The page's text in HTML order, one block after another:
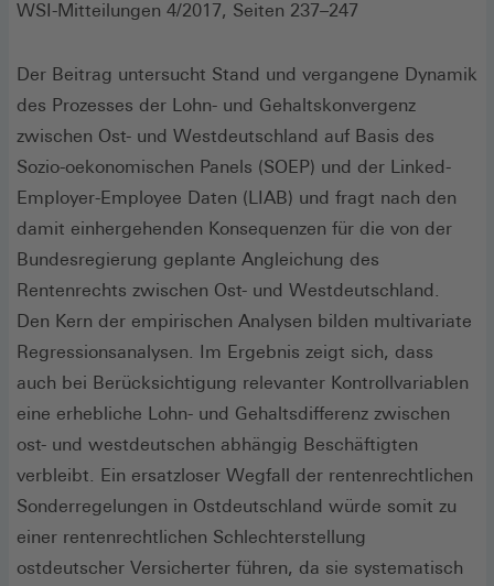
WSI-Mitteilungen 4/2017, Seiten 237–247
Der Beitrag untersucht Stand und vergangene Dynamik
des Prozesses der Lohn- und Gehaltskonvergenz
zwischen Ost- und Westdeutschland auf Basis des
Sozio-oekonomischen Panels (SOEP) und der Linked-
Employer-Employee Daten (LIAB) und fragt nach den
damit einhergehenden Konsequenzen für die von der
Bundesregierung geplante Angleichung des
Rentenrechts zwischen Ost- und Westdeutschland.
Den Kern der empirischen Analysen bilden multivariate
Regressionsanalysen. Im Ergebnis zeigt sich, dass
auch bei Berücksichtigung relevanter Kontrollvariablen
eine erhebliche Lohn- und Gehaltsdifferenz zwischen
ost- und westdeutschen abhängig Beschäftigten
verbleibt. Ein ersatzloser Wegfall der rentenrechtlichen
Sonderregelungen in Ostdeutschland würde somit zu
einer rentenrechtlichen Schlechterstellung
ostdeutscher Versicherter führen, da sie systematisch